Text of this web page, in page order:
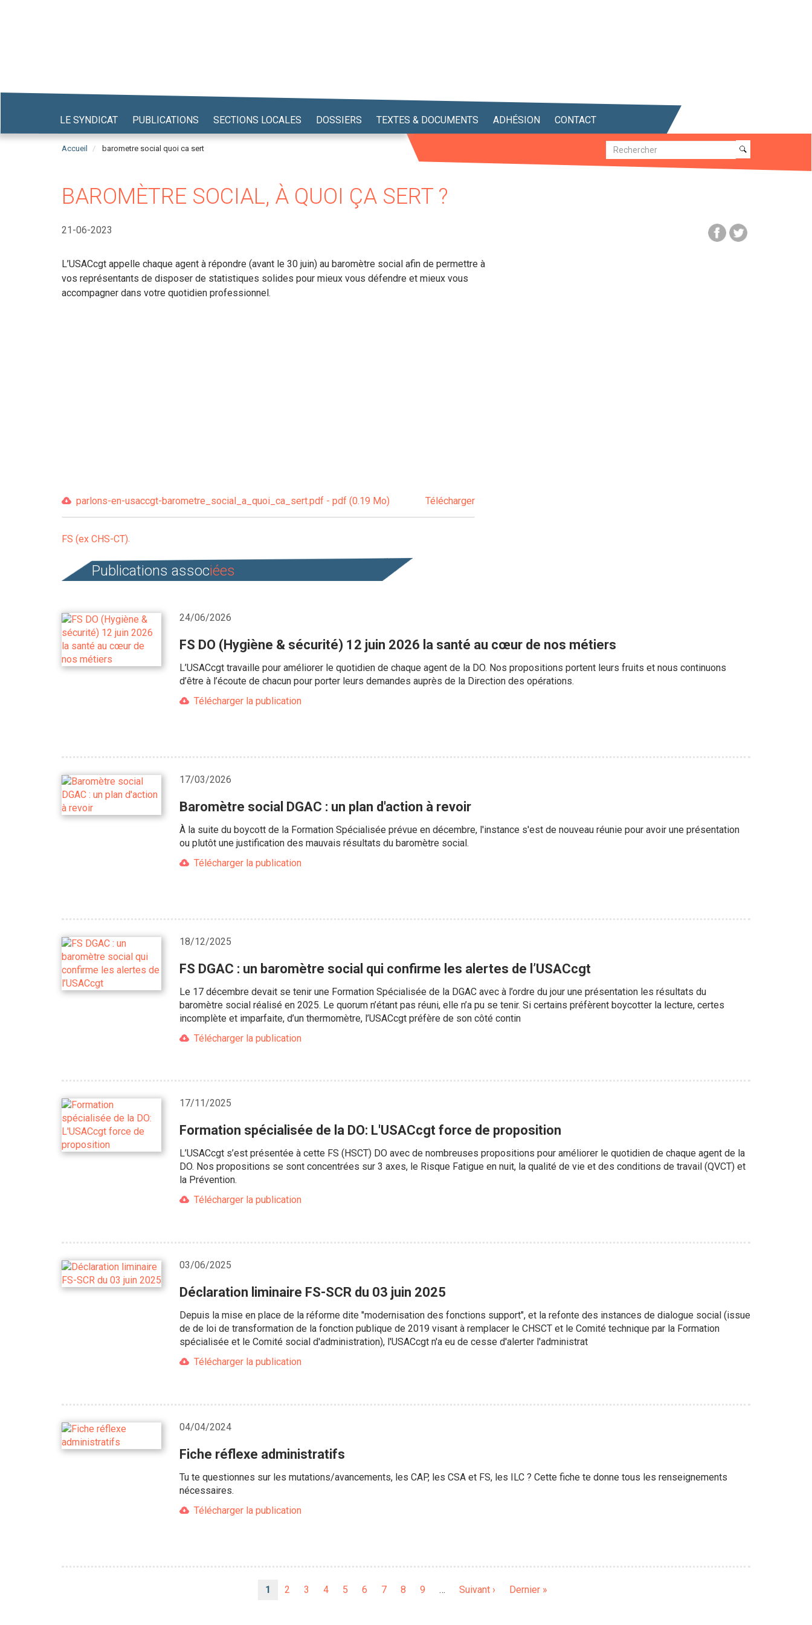
LE SYNDICAT PUBLICATIONS SECTIONS LOCALES DOSSIERS TEXTES & DOCUMENTS ADHÉSION CONTACT
Accueil barometre social quoi ca sert Recherche
Recherche
BAROMÈTRE SOCIAL, À QUOI ÇA SERT ?
21-06-2023
L’USACcgt appelle chaque agent à répondre (avant le 30 juin) au baromètre social afin de permettre à
vos représentants de disposer de statistiques solides pour mieux vous défendre et mieux vous
accompagner dans votre quotidien professionnel.
parlons-en-usaccgt-barometre_social_a_quoi_ca_sert.pdf - pdf (0.19 Mo) Télécharger
FS (ex CHS-CT)
Publications associées
24/06/2026
FS DO (Hygiène & sécurité) 12 juin 2026 la santé au cœur de nos métiers
L’USACcgt travaille pour améliorer le quotidien de chaque agent de la DO. Nos propositions portent leurs fruits et nous continuons
d’être à l’écoute de chacun pour porter leurs demandes auprès de la Direction des opérations.
Télécharger la publication
17/03/2026
Baromètre social DGAC : un plan d'action à revoir
À la suite du boycott de la Formation Spécialisée prévue en décembre, l'instance s'est de nouveau réunie pour avoir une présentation
ou plutôt une justification des mauvais résultats du baromètre social.
Télécharger la publication
18/12/2025
FS DGAC : un baromètre social qui confirme les alertes de l’USACcgt
Le 17 décembre devait se tenir une Formation Spécialisée de la DGAC avec à l’ordre du jour une présentation les résultats du
baromètre social réalisé en 2025. Le quorum n’étant pas réuni, elle n’a pu se tenir. Si certains préfèrent boycotter la lecture, certes
incomplète et imparfaite, d’un thermomètre, l’USACcgt préfère de son côté contin
Télécharger la publication
17/11/2025
Formation spécialisée de la DO: L'USACcgt force de proposition
L’USACcgt s’est présentée à cette FS (HSCT) DO avec de nombreuses propositions pour améliorer le quotidien de chaque agent de la
DO. Nos propositions se sont concentrées sur 3 axes, le Risque Fatigue en nuit, la qualité de vie et des conditions de travail (QVCT) et
la Prévention.
Télécharger la publication
03/06/2025
Déclaration liminaire FS-SCR du 03 juin 2025
Depuis la mise en place de la réforme dite "modernisation des fonctions support", et la refonte des instances de dialogue social (issue
de de loi de transformation de la fonction publique de 2019 visant à remplacer le CHSCT et le Comité technique par la Formation
spécialisée et le Comité social d'administration), l'USACcgt n'a eu de cesse d'alerter l'administrat
Télécharger la publication
04/04/2024
Fiche réflexe administratifs
Tu te questionnes sur les mutations/avancements, les CAP, les CSA et FS, les ILC ? Cette fiche te donne tous les renseignements
nécessaires.
Télécharger la publication
Page
1 Page
2 Page
3 Page
4 Page
5 Page
6 Page
7 Page
8 Page
9 …
Page
Suivant ›
Dernière
Dernier »